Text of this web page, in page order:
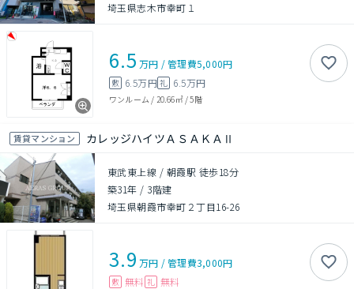
埼玉県志木市幸町１
6.5 万円 /管理費5,000円
敷 6.5万円礼 6.5万円
ワンルーム / 20.66㎡/5階
賃貸マンション カレッジハイツＡＳＡＫＡⅡ
東武東上線 / 朝霞駅 徒歩18分
築31年 / 3階建
埼玉県朝霞市幸町２丁目16-26
3.9 万円 /管理費3,000円
敷 無料 礼 無料